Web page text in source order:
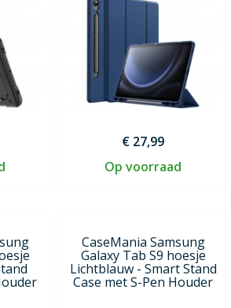
€ 27,99
Op voorraad
CaseMania Samsung
Galaxy Tab S9 hoesje
Lichtblauw - Smart Stand
Case met S-Pen Houder